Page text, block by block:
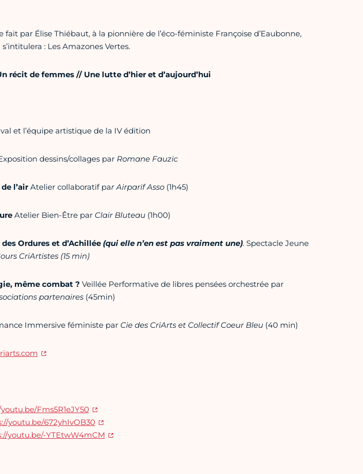
fait par Élise Thiébaut, à la pionnière de l’éco-féministe Françoise d’Eaubonne,
: Les Amazones Vertes.
récit de femmes // Une lutte d’hier et d’aujourd’hui
et l’équipe artistique de la IV édition
dessins/collages par Romane Fauzic
l’airAtelier collaboratif par Airparif Asso(1h45)
Atelier Bien-Être parClair Bluteau (1h00)
Ordures et d’Achillée (qui elle n’en est pas vraiment une). Spectacle Jeune
CriArtistes (15 min)
même combat ? Veillée Performative de libres pensées orchestrée par
partenaires(45min)
Immersive féministe par Cie des CriArts et Collectif Coeur Bleu(40 min)
Fms5R1eJY50
youtu.be/672yhIvOB30
youtu.be/-YTEtwW4mCM